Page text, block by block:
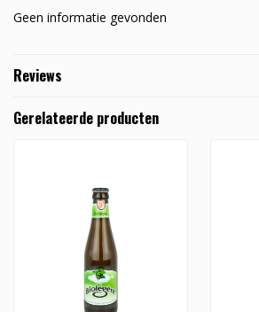
Geen informatie gevonden
Reviews
Gerelateerde producten